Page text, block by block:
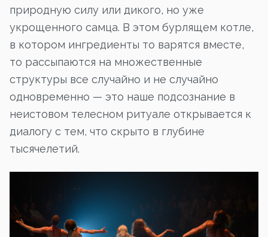
природную силу или дикого, но уже
укрощенного самца. В этом бурлящем котле,
в котором ингредиенты то варятся вместе,
то рассыпаются на множественные
структуры все случайно и не случайно
одновременно — это наше подсознание в
неистовом телесном ритуале открывается к
диалогу с тем, что скрыто в глубине
тысячелетий.